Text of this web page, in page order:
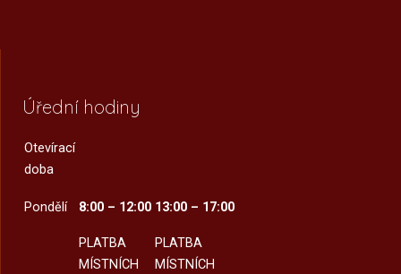
Úřední hodiny
Otevírací
doba
Pondělí 8:00 – 12:00
PLATBA
MÍSTNÍCH
13:00 – 17:00
PLATBA
MÍSTNÍCH